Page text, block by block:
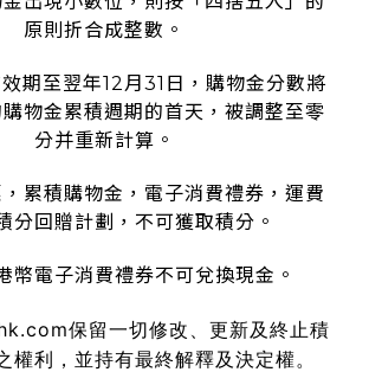
原則折合成整數。
期至翌年12月31日，購物金分數將
物金累積週期的首天，被調整至零
分并重新計算。
累積購物金，電子消費禮券，運費
分回贈計劃，不可獲取積分。
幣電子消費禮券不可兌換現金。
保留一切修改、更新及終止積
權利，並持有最終解釋及決定權。